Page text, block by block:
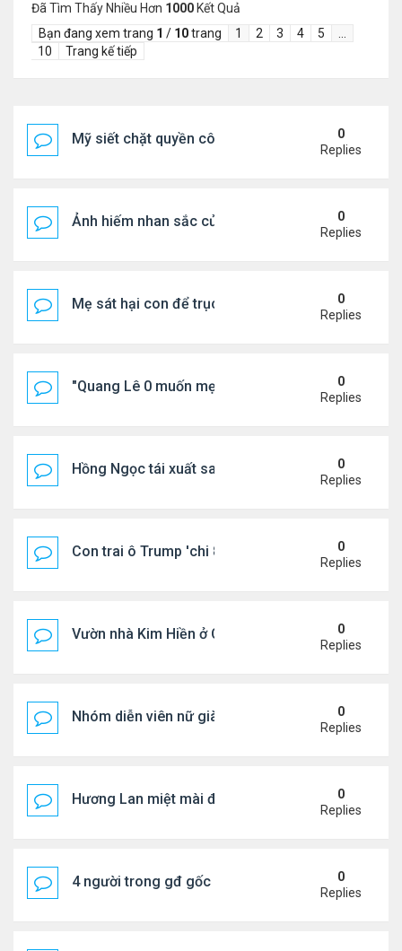
Đã Tìm Thấy Nhiều Hơn 1000 Kết Quả
Bạn đang xem trang 1 / 10trang 1 2 3 4 5
10
Trang kế tiếp
Mỹ siết chặt quyền công dân theo nơi sinh, mở
0
Replies
Ảnh hiếm nhan sắc của Thẩm Thuý Hằng0
Replies
Mẹ sát hại con để trục lợi bảo hiểm
0
Replies
"Quang Lê 0 muốn mẹ thua kém người khác"
0
Replies
Hồng Ngọc tái xuất sau nhiều năm ở ẩn
0
Replies
Con trai ô Trump 'chi 8.5 triệu để xóa ràng buộc
0
Replies
Vườn nhà Kim Hiền ở California
0
Replies
Nhóm diễn viên nữ giàu nhất thế giới
0
Replies
Hương Lan miệt mài đi hát ở tuổi 70
0
Replies
4 người trong gđ gốc Việt thiệt mạng vì tai nạn xe
0
Replies